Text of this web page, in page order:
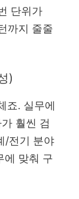
단위가
까지 줄줄
)
죠. 실무에
훨씬 검
/전기 분야
에 맞춰 구